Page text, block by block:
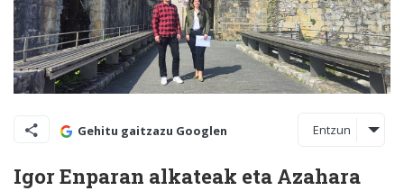
Gehitu gaitzazu Googlen Entzun
Igor Enparan alkateak eta Azahara